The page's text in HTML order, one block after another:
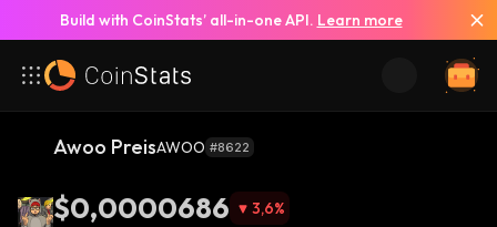
Build with CoinStats’ all-in-one API. Learn more
Awoo PreisAWOO #8622
$0,0000686 3,6%